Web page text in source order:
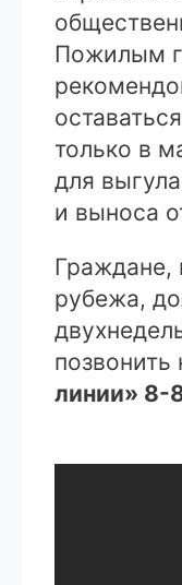
Пожилым
только в
для
и выноса
Граждане,
рубежа,
позвонить
линии»